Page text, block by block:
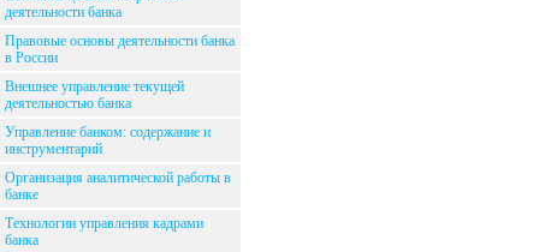
деятельности банка
Правовые основы деятельности банка
в России
Внешнее управление текущей
деятельностью банка
Управление банком: содержание и
инструментарий
Организация аналитической работы в
банке
Технологии управления кадрами
банка